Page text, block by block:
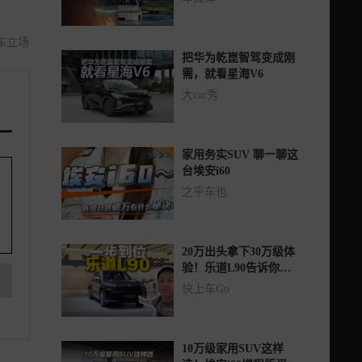
立场
把华为乾崑智驾变成刚
需，就看星海V6
大car秀
家用务实SUV 聊一聊这
台埃安i60
之乎车也
20万出头拿下30万级体
验！乐道L90告诉你什
么是一步到位
快上车Go
10万级家用SUV这样